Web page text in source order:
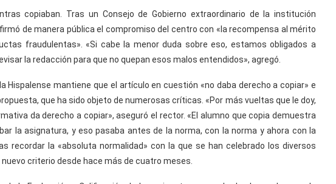
copiaban. Tras un Consejo de Gobierno extraordinario de la institución
de manera pública el compromiso del centro con «la recompensa al mérito
fraudulentas». «Si cabe la menor duda sobre eso, estamos obligados a
la redacción para que no quepan esos malos entendidos», agregó.
Hispalense mantiene que el artículo en cuestión «no daba derecho a copiar» e
que ha sido objeto de numerosas críticas. «Por más vueltas que le doy,
da derecho a copiar», aseguró el rector. «El alumno que copia demuestra
la asignatura, y eso pasaba antes de la norma, con la norma y ahora con la
recordar la «absoluta normalidad» con la que se han celebrado los diversos
criterio desde hace más de cuatro meses.